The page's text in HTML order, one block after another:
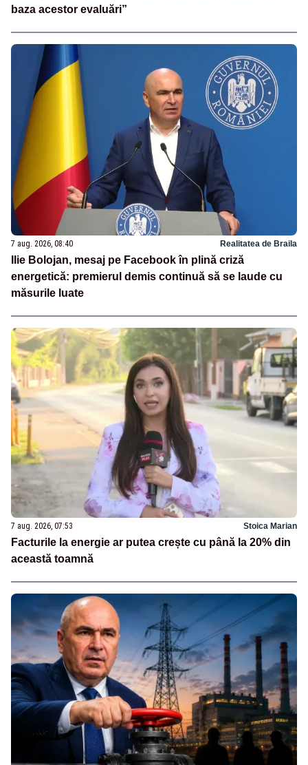
baza acestor evaluări”
7 aug. 2026, 08:40 Realitatea de Braila
Ilie Bolojan, mesaj pe Facebook în plină criză
energetică: premierul demis continuă să se laude cu
măsurile luate
7 aug. 2026, 07:53 Stoica Marian
Facturile la energie ar putea crește cu până la 20% din
această toamnă